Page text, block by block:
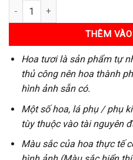
Bó Hoa 27 số lượng
THÊM
Hoa tươi là sản phẩm tự
thủ công nên hoa thành
hình ảnh sẵn có.
Một số hoa, lá phụ / phụ
tùy thuộc vào tài nguyên
Màu sắc của hoa thực tế